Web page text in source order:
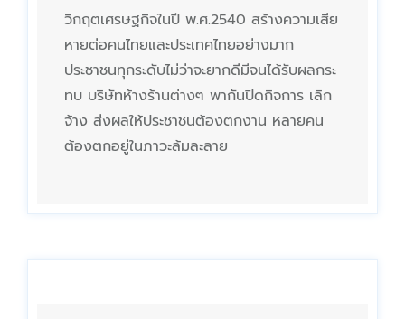
วิกฤตเศรษฐกิจในปี พ.ศ.2540 สร้างความเสีย
หายต่อคนไทยและประเทศไทยอย่างมาก
ประชาชนทุกระดับไม่ว่าจะยากดีมีจนได้รับผลกระ
ทบ บริษัทห้างร้านต่างๆ พากันปิดกิจการ เลิก
จ้าง ส่งผลให้ประชาชนต้องตกงาน หลายคน
ต้องตกอยู่ในภาวะล้มละลาย